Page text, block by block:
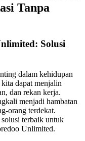
Tanpa
Solusi
dalam kehidupan
dapat menjalin
dan rekan kerja.
menjadi hambatan
orang terdekat.
terbaik untuk
Unlimited.